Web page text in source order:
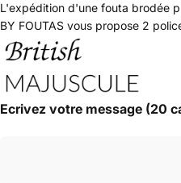
L'expédition d'une fouta brodée
BY FOUTAS vous propose 2
Ecrivez votre message (20